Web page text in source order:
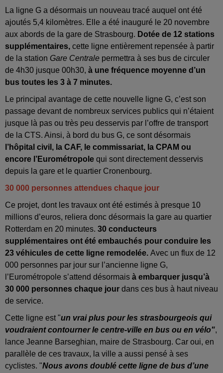
La ligne G a désormais un nouveau tracé auquel ont été
ajoutés 5,4 kilomètres. Elle a été inauguré le 20 novembre
aux abords de la gare de Strasbourg. Dotée de 12 stations
supplémentaires, cette ligne entièrement repensée à partir
de la station Gare Centrale permettra à ses bus de circuler
de 4h30 jusque 00h30, à une fréquence moyenne d’un
bus toutes les 3 à 7 minutes.
Le principal avantage de cette nouvelle ligne G, c’est son
passage devant de nombreux services publics qui n’étaient
jusque là pas ou très peu desservis par l’offre de transport
de la CTS. Ainsi, à bord du bus G, ce sont désormais
l’hôpital civil, la CAF, le commissariat, la CPAM ou
encore l’Eurométropole qui sont directement desservis
depuis la gare et le quartier Cronenbourg.
30 000 personnes attendues chaque jour
Ce projet, dont les travaux ont été estimés à presque 10
millions d’euros, reliera donc désormais la gare au quartier
Rotterdam en 20 minutes. 30 conducteurs
supplémentaires ont été embauchés pour conduire les
23 véhicules de cette ligne remodelée. Avec un flux de 12
000 personnes par jour sur l’ancienne ligne G,
l’Eurométropole s’attend désormais à embarquer jusqu’à
30 000 personnes chaque jour dans ces bus à haut niveau
de service.
Cette ligne est "un vrai plus pour les strasbourgeois qui
voudraient contourner le centre-ville en bus ou en vélo",
lance Jeanne Barseghian, maire de Strasbourg. Car oui, en
parallèle de ces travaux, la ville a aussi pensé à ses
cyclistes. "Nous avons doublé cette ligne de bus d’une